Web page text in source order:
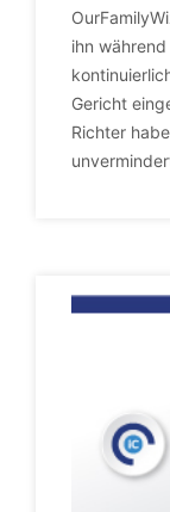
ihn
Gericht
Richter